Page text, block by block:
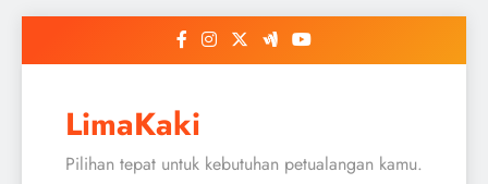
LimaKaki
Pilihan tepat untuk kebutuhan petualangan kamu.